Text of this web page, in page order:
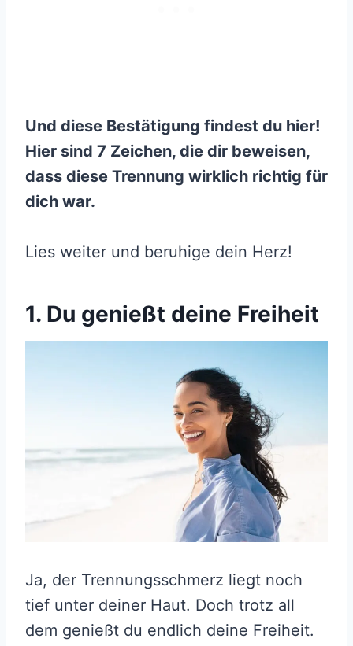
Und diese Bestätigung findest du hier!
Hier sind 7 Zeichen, die dir beweisen,
dass diese Trennung wirklich richtig für
dich war.
Lies weiter und beruhige dein Herz!
1. Du genießt deine Freiheit
Ja, der Trennungsschmerz liegt noch
tief unter deiner Haut. Doch trotz all
dem genießt du endlich deine Freiheit.